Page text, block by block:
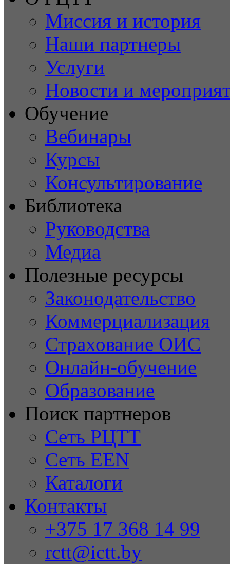
Миссия и история
Наши партнеры
Услуги
Новости и
Обучение
Вебинары
Курсы
Консультирование
Библиотека
Руководства
Медиа
Полезные ресурсы
Законодательство
Коммерциализация
Страхование ОИС
Онлайн-обучение
Образование
Поиск партнеров
Сеть РЦТТ
Сеть EEN
Каталоги
Контакты
+375 17 368 14 99
rctt@ictt.by